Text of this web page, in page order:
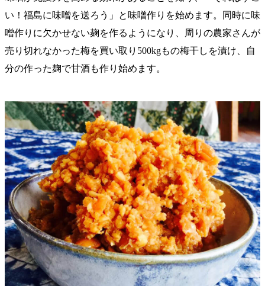
い！福島に味噌を送ろう」と味噌作りを始めます。同時に味
噌作りに欠かせない麹を作るようになり、周りの農家さんが
売り切れなかった梅を買い取り500kgもの梅干しを漬け、自
分の作った麹で甘酒も作り始めます。